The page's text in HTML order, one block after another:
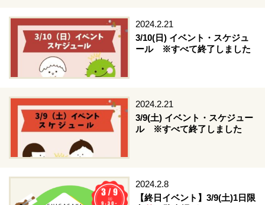
2024.2.21
3/10(日) イベント・スケジュ
ール ※すべて終了しました
2024.2.21
3/9(土) イベント・スケジュー
ル ※すべて終了しました
2024.2.8
【終日イベント】3/9(土)1日限